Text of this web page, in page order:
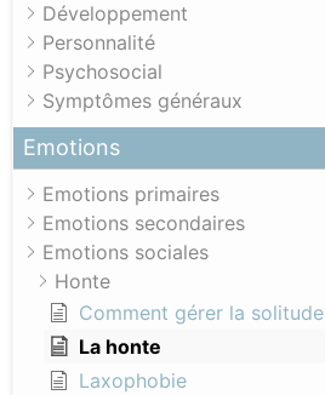
Développement
Personnalité
Psychosocial
Symptômes généraux
Emotions
Emotions primaires
Emotions secondaires
Emotions sociales
Honte
Comment gérer la solitude
La honte
Laxophobie